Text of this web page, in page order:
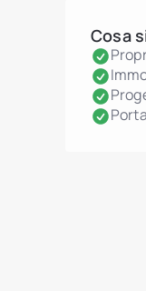
Cosa